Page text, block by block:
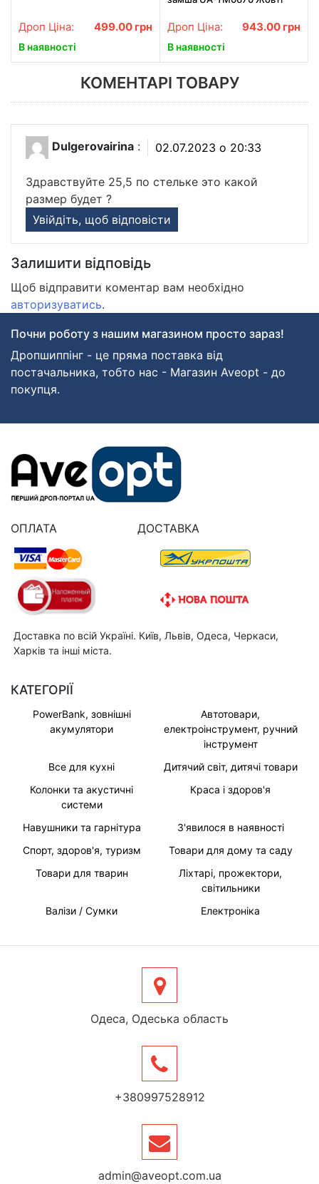
Дроп Ціна: 499.00 грн
В наявності
Дроп Ціна: 943.00 грн
В наявності
КОМЕНТАРІ ТОВАРУ
Dulgerovairina : 02.07.2023 о 20:33
Здравствуйте 25,5 по стельке это какой
размер будет ?
Увійдіть, щоб відповісти
Залишити відповідь
Щоб відправити коментар вам необхідно
авторизуватись.
Почни роботу з нашим магазином просто зараз!
Дропшиппінг - це пряма поставка від
постачальника, тобто нас - Магазин Aveopt - до
покупця.
ОПЛАТА ДОСТАВКА
Доставка по всій Україні. Київ, Львів, Одеса, Черкаси,
Харків та інші міста.
КАТЕГОРІЇ
PowerBank, зовнішні
акумулятори
Автотовари,
електроінструмент, ручний
інструмент
Все для кухні
Дитячий світ, дитячі товари
Колонки та акустичні
системи
Краса і здоров'я
Навушники та гарнітура
З'явилося в наявності
Спорт, здоров'я, туризм
Товари для дому та саду
Товари для тварин
Ліхтарі, прожектори,
світильники
Валізи / Сумки
Електроніка
Одеса, Одеська область
+380997528912
admin@aveopt.com.ua